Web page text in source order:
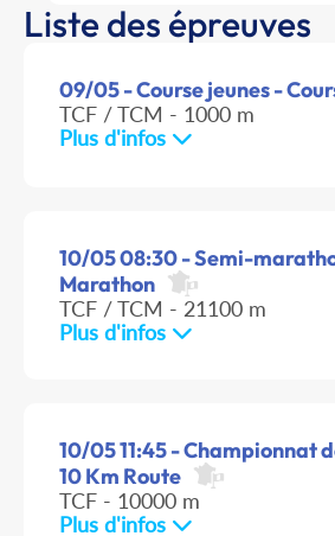
Liste des épreuves
09/05 - Course jeunes -
TCF / TCM - 1000 m
Plus d'infos
10/05 08:30 - Semi-
Marathon
TCF / TCM - 21100 m
Plus d'infos
10/05 11:45 - Championnat
10 Km Route
TCF - 10000 m
Plus d'infos